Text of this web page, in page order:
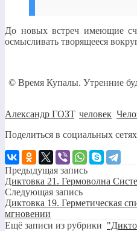
До новых встреч имеющие
осмысливать творящееся
© Время Купалы. Утренние
Александр ГОЗТ, человек
Поделиться в социальных сетях
Предыдущая запись
Диктовка 21. Гермоволна
Следующая запись
Диктовка 19. Герметическая
мгновении
Ещё записи из рубрики